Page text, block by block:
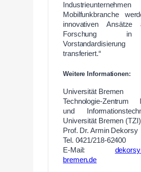
Mobilfunkbranche
innovativen
Forschung
transferiert.“
Weitere Informationen:
Universität Bremen
Technologie-Zentrum
und
Universität Bremen (TZI)
Prof. Dr. Armin Dekorsy
Tel. 0421/218-62400
E-Mail:
bremen.de